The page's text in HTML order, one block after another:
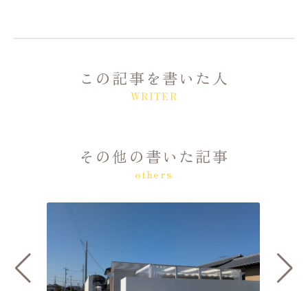
この記事を書いた人
WRITER
その他の書いた記事
others